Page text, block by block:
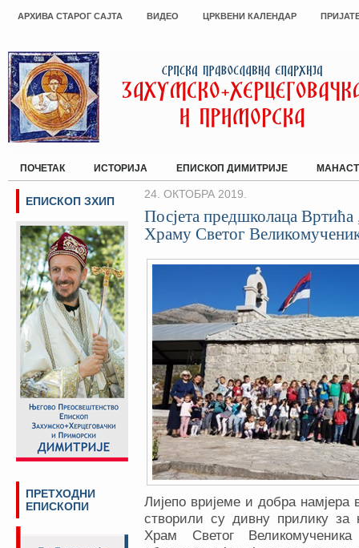
АРХИВА СТАРОГ САЈТА ВИДЕО ЦРКВЕНИ КАЛЕНДАР
ПОЧЕТАК ИСТОРИЈА ЕПИСКОП ДИМИТРИЈЕ
24. ОКТОБРА 2019.
Посјета предшколаца
Храму Светог
Лијепо вријеме и добра
створили су дивну прилику за
Храм Светог
ЕПИСКОП ЗХИП
ПРЕТХОДНИ
ЕПИСКОПИ